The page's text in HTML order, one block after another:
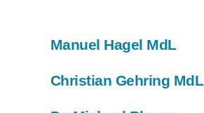
Manuel Hagel MdL
Christian Gehring MdL